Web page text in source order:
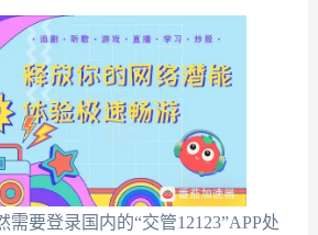
需要登录国内的“交管12123”APP处